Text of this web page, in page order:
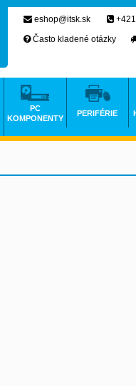
eshop@itsk.sk
Často kladené otázky
PC
KOMPONENTY
PERIFÉRIE